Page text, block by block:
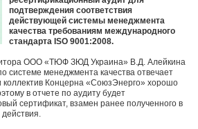
подтверждения соответствия
действующей системы менеджмента
качества требованиям международного
стандарта ISO 9001:2008.
ООО «ТЮФ ЗЮД Украина» В.Д. Алейкина
системе менеджмента качества отвечает
коллектив Концерна «СоюзЭнерго» хорошо
в отчете по аудиту будет
сертификат, взамен ранее полученного в
действия.